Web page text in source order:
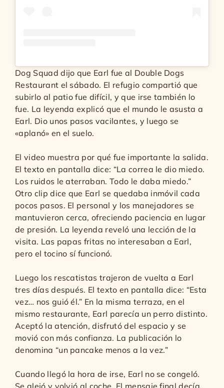
Dog Squad dijo que Earl fue al Double Dogs
Restaurant el sábado. El refugio compartió que
subirlo al patio fue difícil, y que irse también lo
fue. La leyenda explicó que el mundo le asusta a
Earl. Dio unos pasos vacilantes, y luego se
«aplanó» en el suelo.
El video muestra por qué fue importante la salida.
El texto en pantalla dice: “La correa le dio miedo.
Los ruidos le aterraban. Todo le daba miedo.”
Otro clip dice que Earl se quedaba inmóvil cada
pocos pasos. El personal y los manejadores se
mantuvieron cerca, ofreciendo paciencia en lugar
de presión. La leyenda reveló una lección de la
visita. Las papas fritas no interesaban a Earl,
pero el tocino sí funcionó.
Luego los rescatistas trajeron de vuelta a Earl
tres días después. El texto en pantalla dice: “Esta
vez… nos guió él.” En la misma terraza, en el
mismo restaurante, Earl parecía un perro distinto.
Aceptó la atención, disfrutó del espacio y se
movió con más confianza. La publicación lo
denomina “un pancake menos a la vez.”
Cuando llegó la hora de irse, Earl no se congeló.